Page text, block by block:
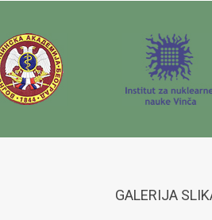
GALERIJA